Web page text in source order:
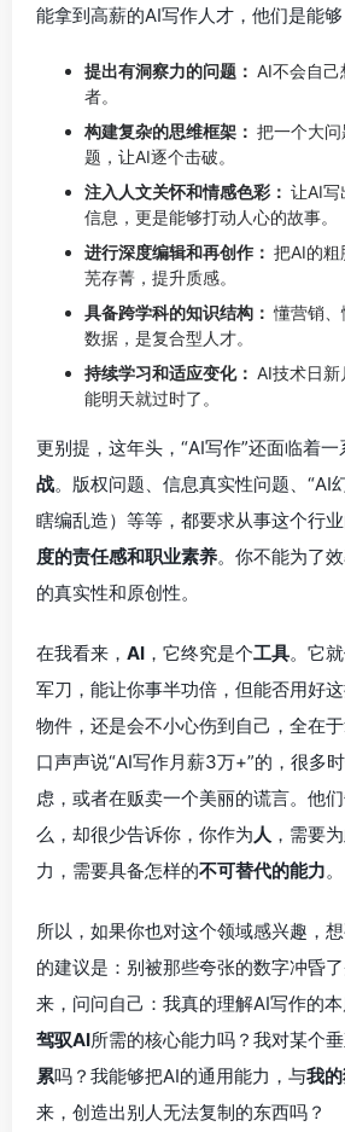
能拿到高薪的AI写作人才，他们是能够
提出有洞察力的问题： AI不会自己
者。
构建复杂的思维框架： 把一个大
题，让AI逐个击破。
注入人文关怀和情感色彩： 让AI写
信息，更是能够打动人心的故事。
进行深度编辑和再创作： 把AI的粗
芜存菁，提升质感。
具备跨学科的知识结构：懂营销
数据，是复合型人才。
持续学习和适应变化： AI技术日新
能明天就过时了。
更别提，这年头，“AI写作”还面临着一
战。版权问题、信息真实性问题、“AI
瞎编乱造）等等，都要求从事这个行
度的责任感和职业素养。你不能为了
的真实性和原创性。
在我看来， AI ，它终究是个工具。它
军刀，能让你事半功倍，但能否用好
物件，还是会不小心伤到自己，全在
口声声说“AI写作月薪3万+”的，很多
虑，或者在贩卖一个美丽的谎言。他
么，却很少告诉你，你作为 人 ，需要
力，需要具备怎样的不可替代的能力。
所以，如果你也对这个领域感兴趣，
的建议是：别被那些夸张的数字冲昏
来，问问自己：我真的理解AI写作的
驾驭AI所需的核心能力吗？我对某个
累吗？我能够把AI的通用能力，与我
来，创造出别人无法复制的东西吗？